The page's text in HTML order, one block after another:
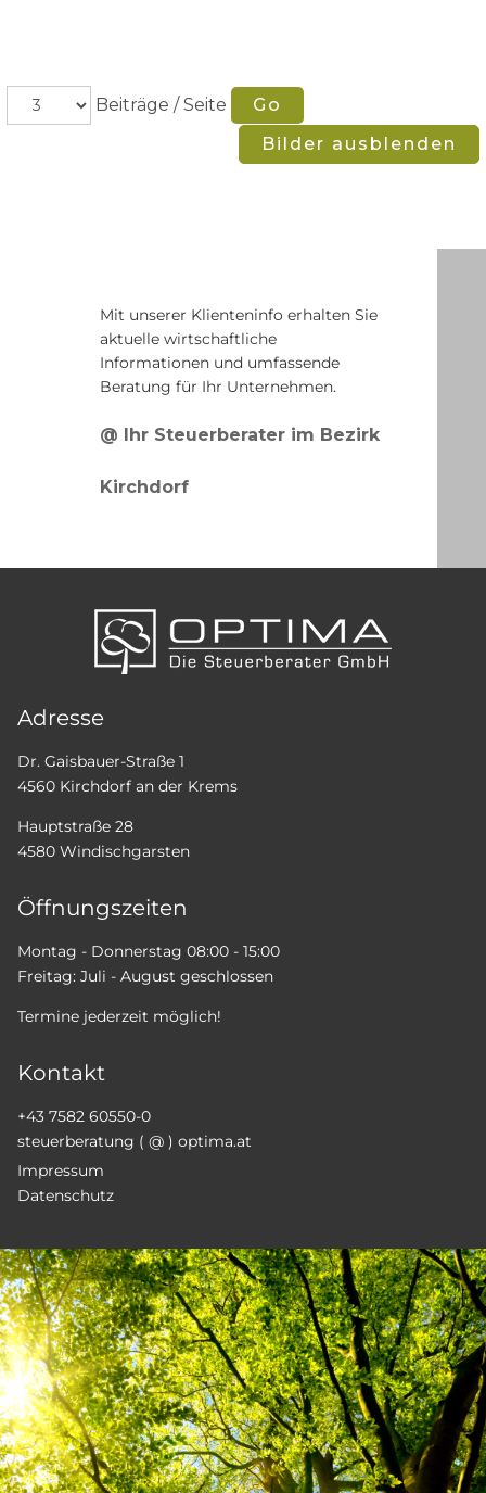
Beiträge / Seite
Bilder ausblenden
Mit unserer Klienteninfo erhalten Sie
aktuelle wirtschaftliche
Informationen und umfassende
Beratung für Ihr Unternehmen.
@ Ihr Steuerberater im Bezirk
Kirchdorf
Adresse
Dr. Gaisbauer-Straße 1
4560 Kirchdorf an der Krems
Hauptstraße 28
4580 Windischgarsten
Öffnungszeiten
Montag - Donnerstag 08:00 - 15:00
Freitag: Juli - August geschlossen
Termine jederzeit möglich!
Kontakt
+43 7582 60550-0
steuerberatung ( @ ) optima.at
Impressum
Datenschutz